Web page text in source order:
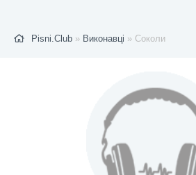
Pisni.Club » Виконавці » Соколи